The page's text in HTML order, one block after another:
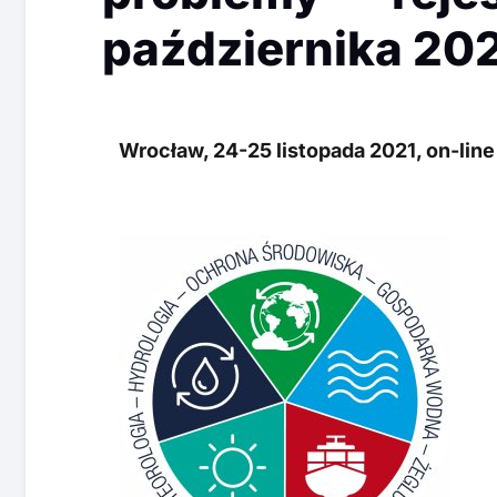
października
Wrocław, 24-25 listopada 2021, on-line